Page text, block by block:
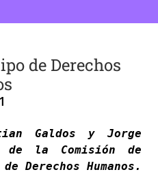
de Derechos
Galdos y Jorge
de la Comisión de
Derechos Humanos.